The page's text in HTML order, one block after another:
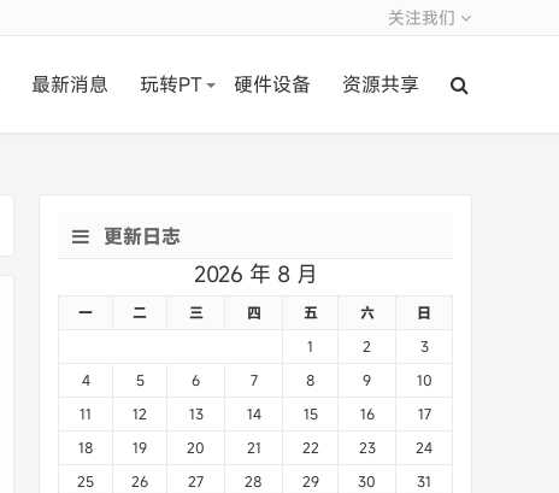
关注我们
最新消息 玩转PT 硬件设备 资源共享
更新日志
2026 年 8 月
一 二 三 四 五 六
日
1
2
3
4
5 6 7 8 9
10
11
12 13 14 15 16
17
18
19 20 21 22 23
24
25
26 27 28 29 30 31